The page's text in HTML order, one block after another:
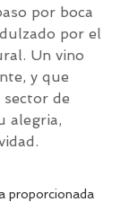
por boca
por el
Un vino
y que
de
alegria,
proporcionada